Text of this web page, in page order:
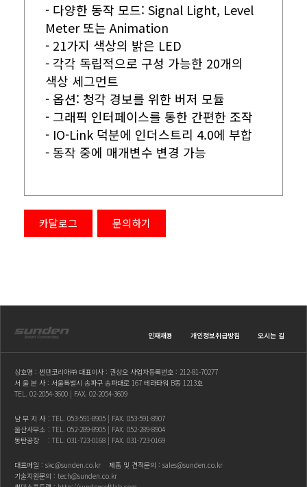
- 다양한 동작 모드: Signal Light, Level
Meter 또는 Animation
- 21가지 색상의 밝은 LED
- 각각 독립적으로 구성 가능한 20개의
색상 세그먼트
- 옵션: 청각 경보를 위한 버저 모듈
- 그래픽 인터페이스를 통한 간편한 조작
- IO-Link 덕분에 인더스트리 4.0에 부합
- 동작 중에 매개변수 변경 가능
카달로그 문의하기
인재채용 개인정보취급방침 오시는 길
상호명 : 썬덴코리아㈜ 대표이사 : 권상오 사업자등록번호 : 212-81-70277
서 울 본 사 : 서울특별시 송파구 송파대로 167 테라타워 B동 1213호
TEL. 02-2054-3600 | FAX. 02-2054-3609
남 부 지 사 : TEL. 053-591-8905 | FAX. 053-591-8907
울산사무소 : TEL. 052-289-8905 | FAX. 052-289-8904
동탄공장
: TEL. 031-723-0168 | FAX. 031-723-0169
대표메일 : skc@sunden.co.kr 제품 및 견적문의 : sales@sunden.co.kr
기술지원문의 : tech@sunden.co.kr